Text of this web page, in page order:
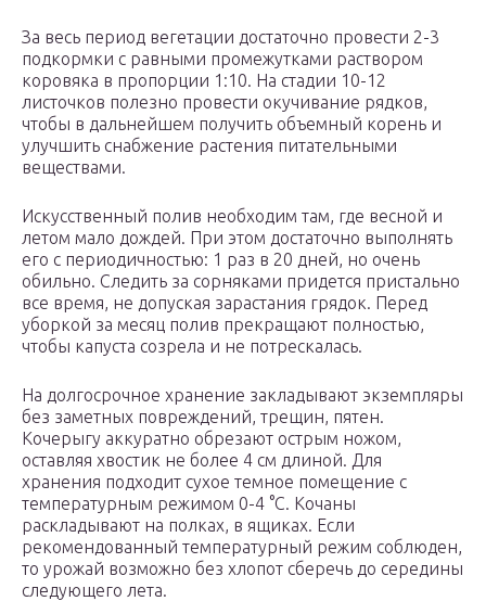
За весь период вегетации достаточно провести 2-3
подкормки с равными промежутками раствором
коровяка в пропорции 1:10. На стадии 10-12
листочков полезно провести окучивание рядков,
чтобы в дальнейшем получить объемный корень и
улучшить снабжение растения питательными
веществами.
Искусственный полив необходим там, где весной и
летом мало дождей. При этом достаточно выполнять
его с периодичностью: 1 раз в 20 дней, но очень
обильно. Следить за сорняками придется пристально
все время, не допуская зарастания грядок. Перед
уборкой за месяц полив прекращают полностью,
чтобы капуста созрела и не потрескалась.
На долгосрочное хранение закладывают экземпляры
без заметных повреждений, трещин, пятен.
Кочерыгу аккуратно обрезают острым ножом,
оставляя хвостик не более 4 см длиной. Для
хранения подходит сухое темное помещение с
температурным режимом 0-4 °С. Кочаны
раскладывают на полках, в ящиках. Если
рекомендованный температурный режим соблюден,
то урожай возможно без хлопот сберечь до середины
следующего лета.